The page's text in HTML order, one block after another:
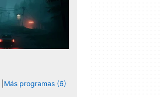
Más programas (6)